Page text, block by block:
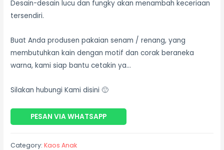
Desain-desain lucu dan fungky akan menambah keceriaan
tersendiri.
Buat Anda produsen pakaian senam / renang, yang
membutuhkan kain dengan motif dan corak beraneka
warna, kami siap bantu cetakin ya…
Silakan hubungi Kami disini 🙂
PESAN VIA WHATSAPP
Category:Kaos Anak